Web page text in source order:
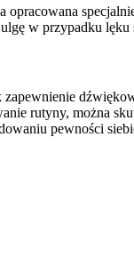
w przypadku lęku
rutyny, można
pewności